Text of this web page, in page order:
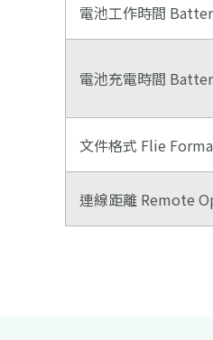
電池工作時間
電池充電時間
文件格式 Flie
連線距離 Remote